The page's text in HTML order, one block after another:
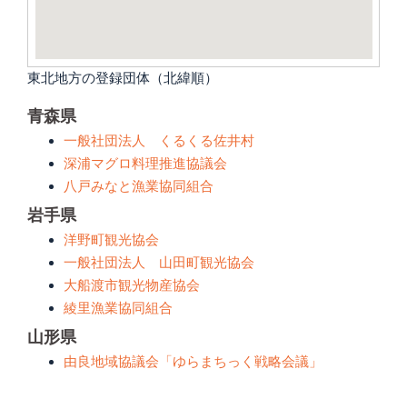
東北地方の登録団体（北緯順）
青森県
一般社団法人 くるくる佐井村
深浦マグロ料理推進協議会
八戸みなと漁業協同組合
岩手県
洋野町観光協会
一般社団法人 山田町観光協会
大船渡市観光物産協会
綾里漁業協同組合
山形県
由良地域協議会「ゆらまちっく戦略会議」